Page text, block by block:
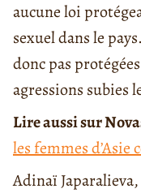
aucune loi
sexuel dans le
donc pas
agressions subies
Lire aussi sur
les femmes
Adinaï